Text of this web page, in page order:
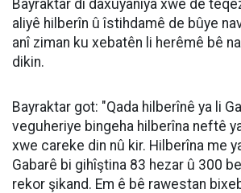
Bayraktar di daxuyaniya xwe de
aliyê hilberîn û îstihdamê de bûye
anî ziman ku xebatên li herêmê bê
dikin.
Bayraktar got: "Qada hilberînê ya li
veguheriye bingeha hilberîna neftê
xwe careke din nû kir. Hilberîna me
Gabarê bi gihîştina 83 hezar û 300
rekor şikand. Em ê bê rawestan